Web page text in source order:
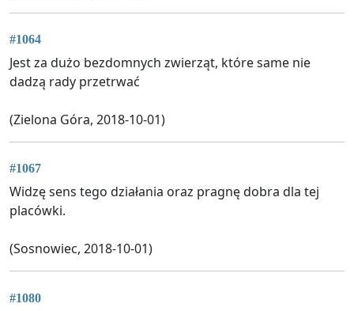
#1064
Jest za dużo bezdomnych zwierząt, które same nie
dadzą rady przetrwać
(Zielona Góra, 2018-10-01)
#1067
Widzę sens tego działania oraz pragnę dobra dla tej
placówki.
(Sosnowiec, 2018-10-01)
#1080